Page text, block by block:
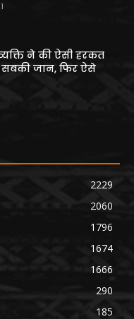
ने की ऐसी हरकत
जान, फिर ऐसे
2229
2060
1796
1674
1666
290
185